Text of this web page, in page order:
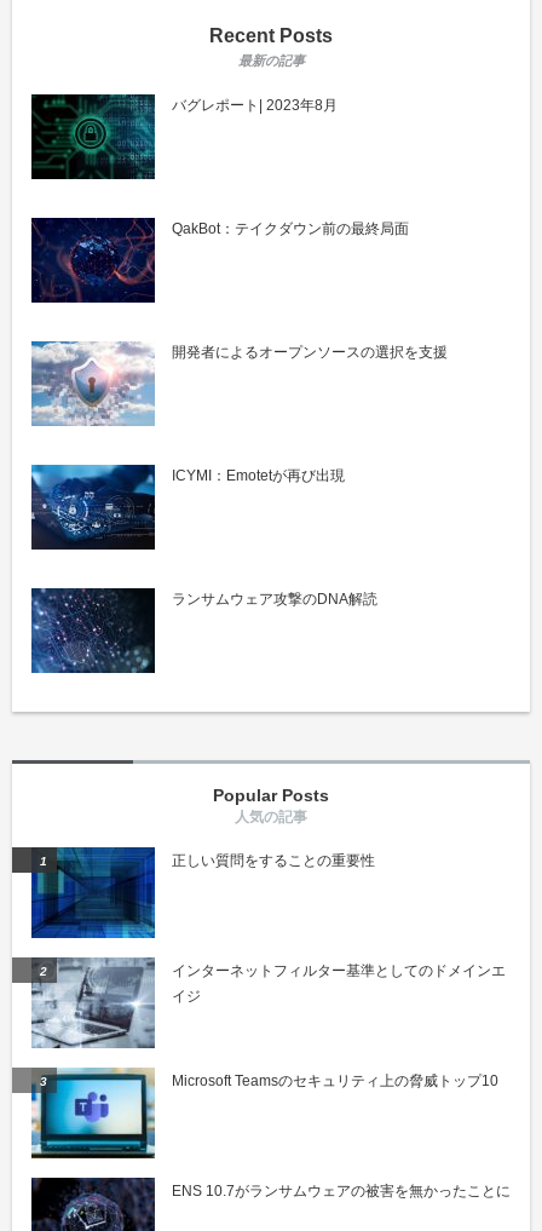
Recent Posts
バグレポート| 2023年8月
QakBot：テイクダウン前の最終局面
開発者によるオープンソースの選択を支援
ICYMI：Emotetが再び出現
ランサムウェア攻撃のDNA解読
Popular Posts
正しい質問をすることの重要性
インターネットフィルター基準としてのドメインエ
イジ
Microsoft Teamsのセキュリティ上の脅威トップ10
ENS 10.7がランサムウェアの被害を無かったことに